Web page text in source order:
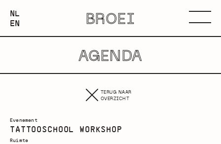
NEDERLANDS
NL
ENGLISH
EN BROEI
AGENDA
TERUG NAAR
OVERZICHT
Evenement
TATTOOSCHOOL WORKSHOP
Ruimte